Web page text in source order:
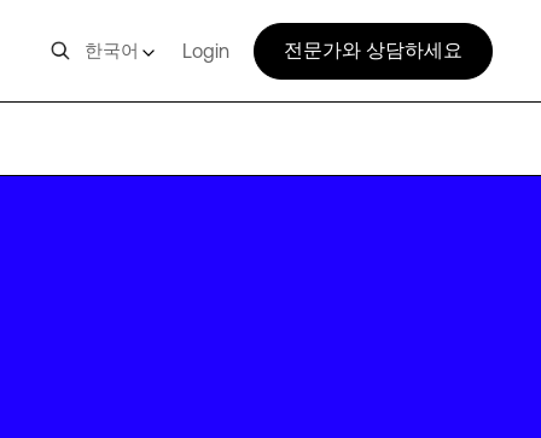
한국어 Login 전문가와 상담하세요
CLT10